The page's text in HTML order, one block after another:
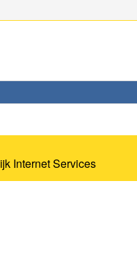
Internet Services